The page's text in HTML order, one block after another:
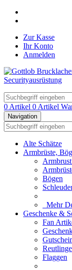
Zur Kasse
Ihr Konto
Anmelden
0 Artikel 0 Artikel
Navigation
Alte Schätze
Armbrüste,
Bögen
Mehr
Geschenke &
Fan
Flaggen